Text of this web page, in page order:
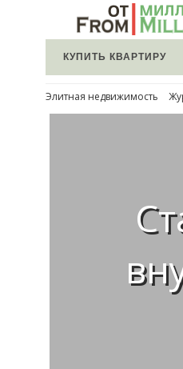
КУПИТЬ КВАРТИРУ
Элитная недвижимость